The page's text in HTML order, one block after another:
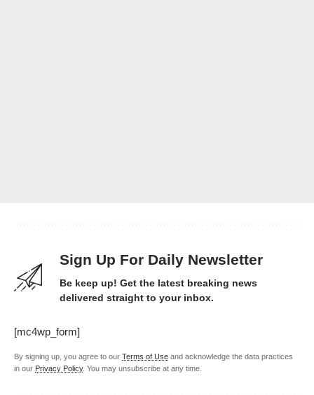
Sign Up For Daily Newsletter
Be keep up! Get the latest breaking news
delivered straight to your inbox.
[mc4wp_form]
By signing up, you agree to our Terms of Use and acknowledge the data practices
in our Privacy Policy. You may unsubscribe at any time.